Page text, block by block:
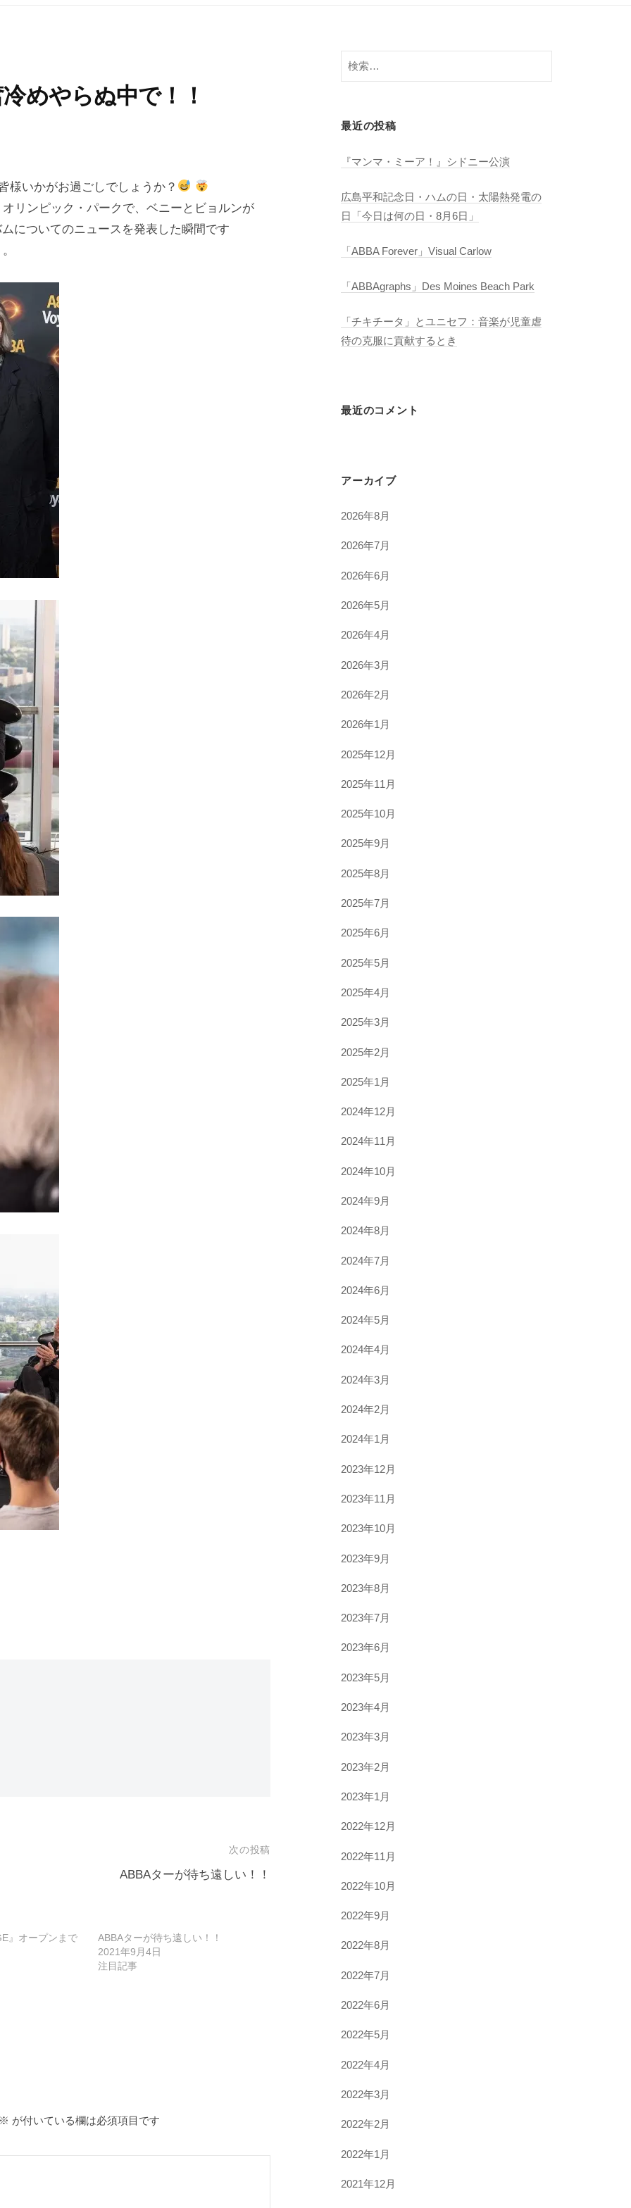
めやらぬ中で！！
様いかがお過ごしでしょうか？
リンピック・パークで、ベニーとビョルンが
についてのニュースを発表した瞬間です
次の投稿
ABBAターが待ち遠しい！！
』オープンまで
ABBAターが待ち遠しい！！
2021年9月4日
注目記事
が付いている欄は必須項目です
検
索:
最近の投稿
『マンマ・ミーア！』シドニー公演
広島平和記念日・ハムの日・太陽熱発電の
日「今日は何の日・8月6日」
「ABBA Forever」Visual Carlow
「ABBAgraphs」Des Moines Beach Park
「チキチータ」とユニセフ：音楽が児童虐
待の克服に貢献するとき
最近のコメント
アーカイブ
2026年8月
2026年7月
2026年6月
2026年5月
2026年4月
2026年3月
2026年2月
2026年1月
2025年12月
2025年11月
2025年10月
2025年9月
2025年8月
2025年7月
2025年6月
2025年5月
2025年4月
2025年3月
2025年2月
2025年1月
2024年12月
2024年11月
2024年10月
2024年9月
2024年8月
2024年7月
2024年6月
2024年5月
2024年4月
2024年3月
2024年2月
2024年1月
2023年12月
2023年11月
2023年10月
2023年9月
2023年8月
2023年7月
2023年6月
2023年5月
2023年4月
2023年3月
2023年2月
2023年1月
2022年12月
2022年11月
2022年10月
2022年9月
2022年8月
2022年7月
2022年6月
2022年5月
2022年4月
2022年3月
2022年2月
2022年1月
2021年12月